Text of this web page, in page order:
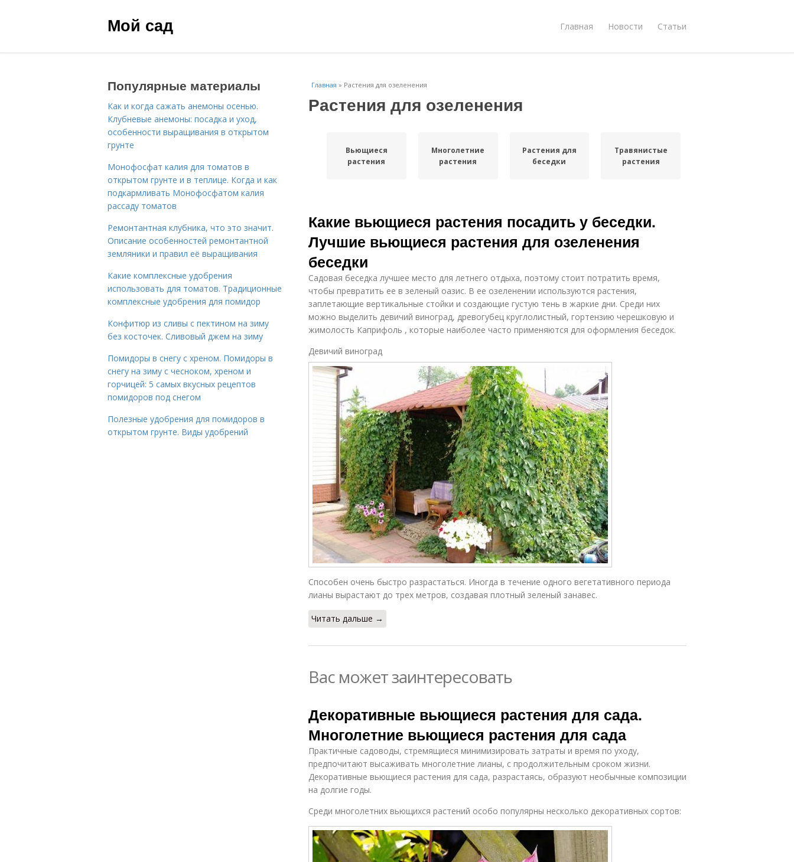
Мой сад Главная Новости Статьи
Главная » Растения для озеленения
Растения для озеленения
Вьющиеся
растения
Многолетние
растения
Растения для
беседки
Травянистые
растения
Какие вьющиеся растения посадить у беседки.
Лучшие вьющиеся растения для озеленения
беседки
Садовая беседка лучшее место для летнего отдыха, поэтому стоит потратить время,
чтобы превратить ее в зеленый оазис. В ее озеленении используются растения,
заплетающие вертикальные стойки и создающие густую тень в жаркие дни. Среди них
можно выделить девичий виноград, древогубец круглолистный, гортензию черешковую и
жимолость Каприфоль , которые наиболее часто применяются для оформления беседок.
Девичий виноград
Способен очень быстро разрастаться. Иногда в течение одного вегетативного периода
лианы вырастают до трех метров, создавая плотный зеленый занавес.
Читать дальше →
Вас может заинтересовать
Декоративные вьющиеся растения для сада.
Многолетние вьющиеся растения для сада
Практичные садоводы, стремящиеся минимизировать затраты и время по уходу,
предпочитают высаживать многолетние лианы, с продолжительным сроком жизни.
Декоративные вьющиеся растения для сада, разрастаясь, образуют необычные композиции
на долгие годы.
Среди многолетних вьющихся растений особо популярны несколько декоративных сортов:
Популярные материалы
Как и когда сажать анемоны осенью.
Клубневые анемоны: посадка и уход,
особенности выращивания в открытом
грунте
Монофосфат калия для томатов в
открытом грунте и в теплице. Когда и как
подкармливать Монофосфатом калия
рассаду томатов
Ремонтантная клубника, что это значит.
Описание особенностей ремонтантной
земляники и правил её выращивания
Какие комплексные удобрения
использовать для томатов. Традиционные
комплексные удобрения для помидор
Конфитюр из сливы с пектином на зиму
без косточек. Сливовый джем на зиму
Помидоры в снегу с хреном. Помидоры в
снегу на зиму с чесноком, хреном и
горчицей: 5 самых вкусных рецептов
помидоров под снегом
Полезные удобрения для помидоров в
открытом грунте. Виды удобрений